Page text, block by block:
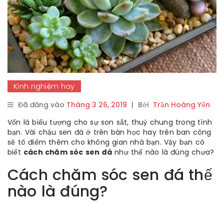
Kinh nghiệm hay
Đã đăng vào Tháng 3 26, 2019 | Bởi Trần Hoàng Yến
Vốn là biểu tượng cho sự son sắt, thuỷ chung trong tình
bạn. Vài chậu sen đá ở trên bàn học hay trên ban công
sẽ tô điểm thêm cho không gian nhà bạn. Vậy bạn có
biết cách chăm sóc sen đá như thế nào là đúng chưa?
Cách chăm sóc sen đá thế
nào là đúng?